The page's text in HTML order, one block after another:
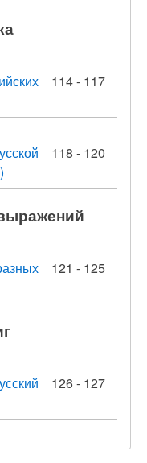
114 - 117
118 - 120
121 - 125
126 - 127